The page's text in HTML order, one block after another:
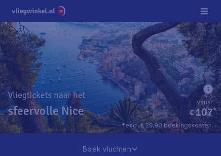
Vliegtickets naar het
sfeervolle Nice €107*
vanaf
*excl. € 29,90 boekingskosten.
Boek vluchten